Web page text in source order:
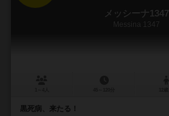
メッシーナ1347
Messina 1347
黒死病、来たる！